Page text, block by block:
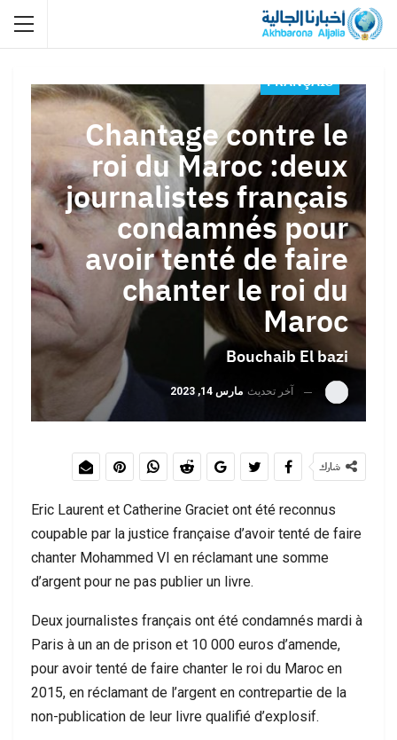
FRANÇAIS
Chantage contre le
roi du Maroc :deux
journalistes français
condamnés pour
avoir tenté de faire
chanter le roi du
Maroc
Bouchaib El bazi
آخر تحديث مارس 14, 2023
شارك
Eric Laurent et Catherine Graciet ont été reconnus
coupable par la justice française d’avoir tenté de faire
chanter Mohammed VI en réclamant une somme
d’argent pour ne pas publier un livre.
Deux journalistes français ont été condamnés mardi à
Paris à un an de prison et 10 000 euros d’amende,
pour avoir tenté de faire chanter le roi du Maroc en
2015, en réclamant de l’argent en contrepartie de la
non-publication de leur livre qualifié d’explosif.